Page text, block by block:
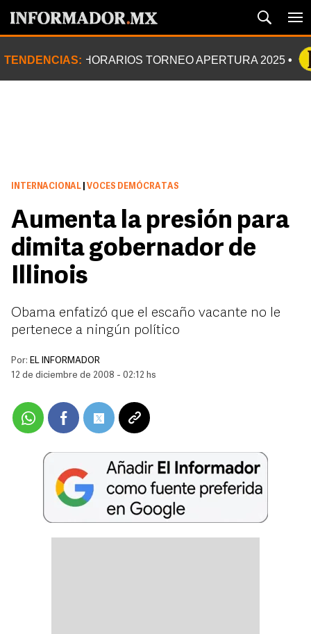
TENDENCIAS: HORARIOS TORNEO APERTURA 2025
INTERNACIONAL VOCES DEMÓCRATAS
Aumenta la presión para
dimita gobernador de
Illinois
Obama enfatizó que el escaño vacante no le
pertenece a ningún político
Por: EL INFORMADOR
12 de diciembre de 2008 - 02:12 hs